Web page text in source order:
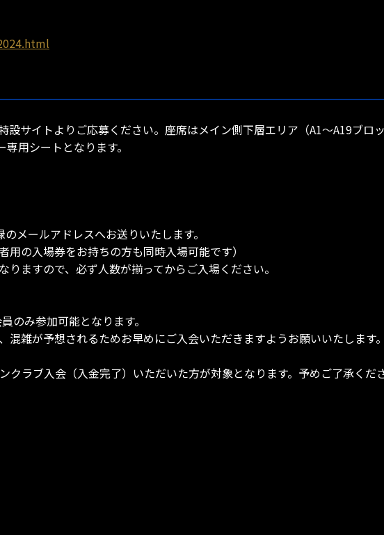
サイトよりご応募ください。座席はメイン側下層エリア（A1～A19ブロ
用シートとなります。
メールアドレスへお送りいたします。
の入場券をお持ちの方も同時入場可能です）
ますので、必ず人数が揃ってからご入場ください。
のみ参加可能となります。
雑が予想されるためお早めにご入会いただきますようお願いいたします。
ラブ入会（入金完了）いただいた方が対象となります。予めご了承くださ